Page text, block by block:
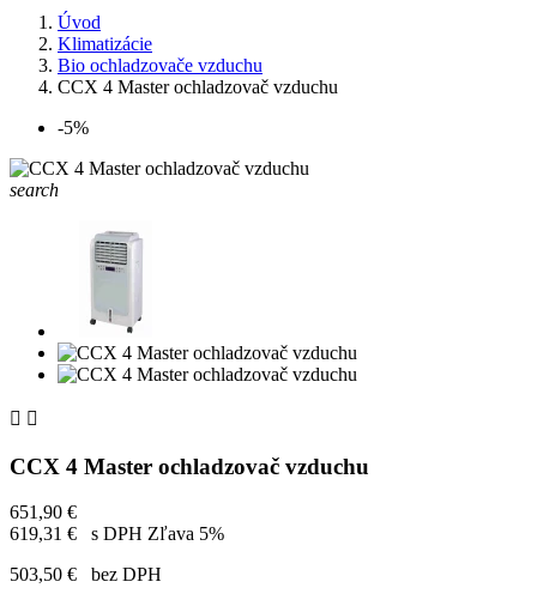
Úvod
Klimatizácie
Bio ochladzovače vzduchu
CCX 4 Master ochladzovač vzduchu
-5%
search
 
CCX 4 Master ochladzovač vzduchu
651,90 €
619,31 €
s DPH Zľava 5%
503,50 €
bez DPH